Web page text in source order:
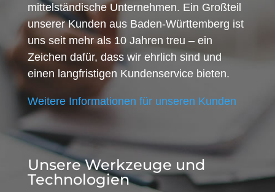
mittelständische Unternehmen. Ein Großteil
unserer Kunden aus Baden-Württemberg ist
uns seit mehr als 10 Jahren treu – ein
Zeichen dafür, dass wir ehrlich sind und
einen langfristigen Kundenservice bieten.
Weitere Informationen für unseren Kunden
Unsere Werkzeuge und
Technologien